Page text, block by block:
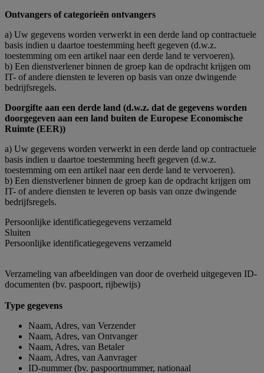
Ontvangers of categorieën ontvangers
a) Uw gegevens worden verwerkt in een derde land op contractuele
basis indien u daartoe toestemming heeft gegeven (d.w.z.
toestemming om een artikel naar een derde land te vervoeren).
b) Een dienstverlener binnen de groep kan de opdracht krijgen om
IT- of andere diensten te leveren op basis van onze dwingende
bedrijfsregels.
Doorgifte aan een derde land (d.w.z. dat de gegevens worden
doorgegeven aan een land buiten de Europese Economische
Ruimte (EER))
a) Uw gegevens worden verwerkt in een derde land op contractuele
basis indien u daartoe toestemming heeft gegeven (d.w.z.
toestemming om een artikel naar een derde land te vervoeren).
b) Een dienstverlener binnen de groep kan de opdracht krijgen om
IT- of andere diensten te leveren op basis van onze dwingende
bedrijfsregels.
Persoonlijke identificatiegegevens verzameld
Sluiten
Persoonlijke identificatiegegevens verzameld
Verzameling van afbeeldingen van door de overheid uitgegeven ID-
documenten (bv. paspoort, rijbewijs)
Type gegevens
Naam, Adres, van Verzender
Naam, Adres, van Ontvanger
Naam, Adres, van Betaler
Naam, Adres, van Aanvrager
ID-nummer (bv. paspoortnummer, nationaal